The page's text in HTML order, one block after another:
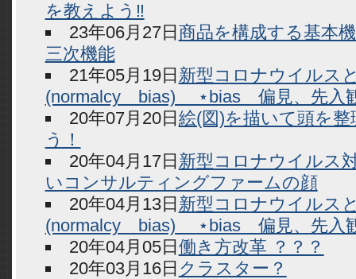
を教えよう‼
23年06月27日商品を構成する基本
三次機能
21年05月19日 新型コロナウイルス
(normalcy bias) ⋆bias 偏見、先入
20年07月20日絵(図)を描いて頭を
う！
20年04月17日 新型コロナウイルス
いコンサルティングファームの顔
20年04月13日 新型コロナウイルス
(normalcy bias) ⋆bias 偏見、先入
20年04月05日働き方改革 ？？？
20年03月16日 クラスター？